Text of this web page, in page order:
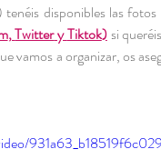
tenéis disponibles las
, Twitter y Tiktok) si
vamos a organizar, os